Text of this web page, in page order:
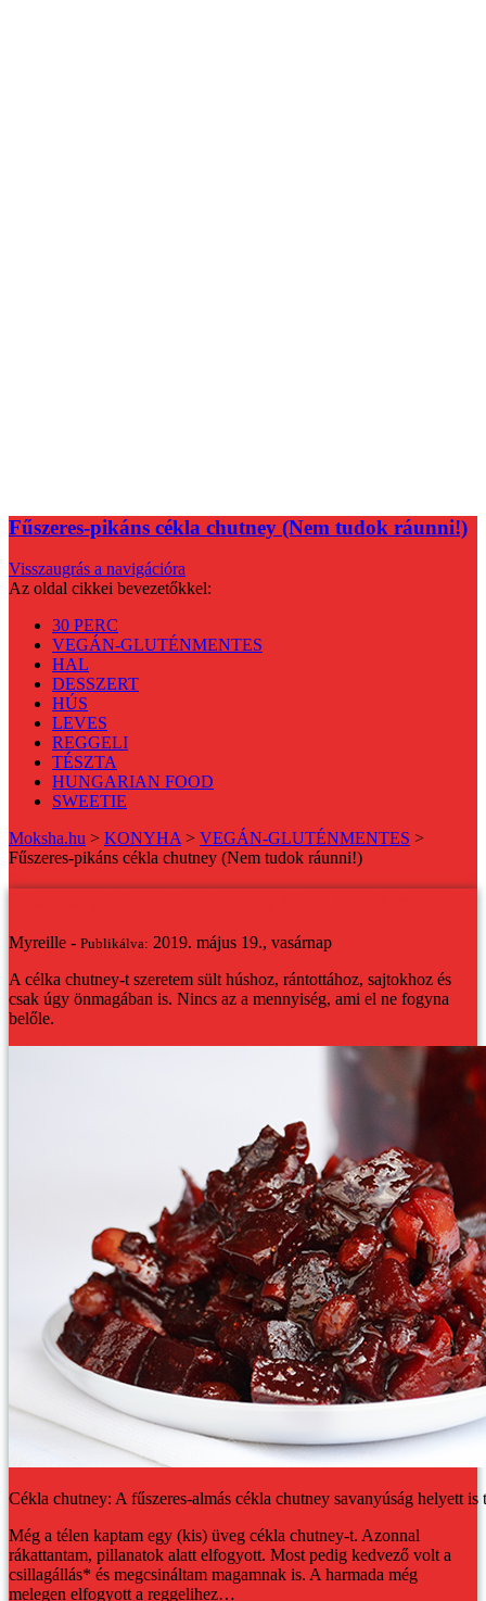
Fűszeres-pikáns cékla chutney (Nem tudok ráunni!)
Visszaugrás a navigációra
Az oldal cikkei bevezetőkkel:
30 PERC
VEGÁN-GLUTÉNMENTES
HAL
DESSZERT
HÚS
LEVES
REGGELI
TÉSZTA
HUNGARIAN FOOD
SWEETIE
Moksha.hu > KONYHA> VEGÁN-GLUTÉNMENTES >
Fűszeres-pikáns cékla chutney (Nem tudok ráunni!)
Myreille - Publikálva: 2019. május 19., vasárnap
A célka chutney-t szeretem sült húshoz, rántottához, sajtokhoz és
csak úgy önmagában is. Nincs az a mennyiség, ami el ne fogyna
belőle.
Cékla chutney: A fűszeres-almás cékla chutney savanyúság helyett
Még a télen kaptam egy (kis) üveg cékla chutney-t. Azonnal
rákattantam, pillanatok alatt elfogyott. Most pedig kedvező volt a
csillagállás* és megcsináltam magamnak is. A harmada még
melegen elfogyott a reggelihez…